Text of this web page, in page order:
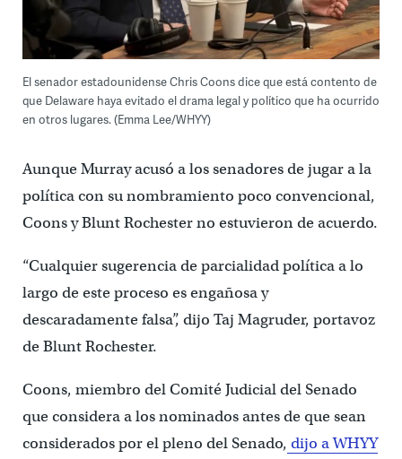
El senador estadounidense Chris Coons dice que está contento de
que Delaware haya evitado el drama legal y político que ha ocurrido
en otros lugares. (Emma Lee/WHYY)
Aunque Murray acusó a los senadores de jugar a la
política con su nombramiento poco convencional,
Coons y Blunt Rochester no estuvieron de acuerdo.
“Cualquier sugerencia de parcialidad política a lo
largo de este proceso es engañosa y
descaradamente falsa”, dijo Taj Magruder, portavoz
de Blunt Rochester.
Coons, miembro del Comité Judicial del Senado
que considera a los nominados antes de que sean
considerados por el pleno del Senado, dijo a WHYY